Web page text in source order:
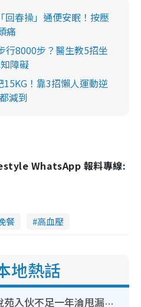
回春操」通便安眠！按壓
痛
行8000步？醫生教5招坐
障礙
！靠3招懶人運動逆
減到
WhatsApp 報料專線:
餐 高血壓
地熱話
「居屋王」啟德啟悅苑入伙不足一年淪甩漏之王！插頭噴火花致大停電 多戶業主全屋家電報銷